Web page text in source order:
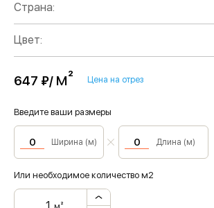
Страна:
Цвет:
647 ₽/ м² Цена на отрез
Введите ваши размеры
Ширина (м) Длина (м)
Или необходимое количество м2